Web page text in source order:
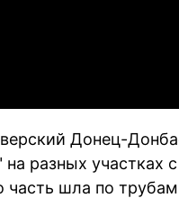
Донец-
разных участках с
шла по